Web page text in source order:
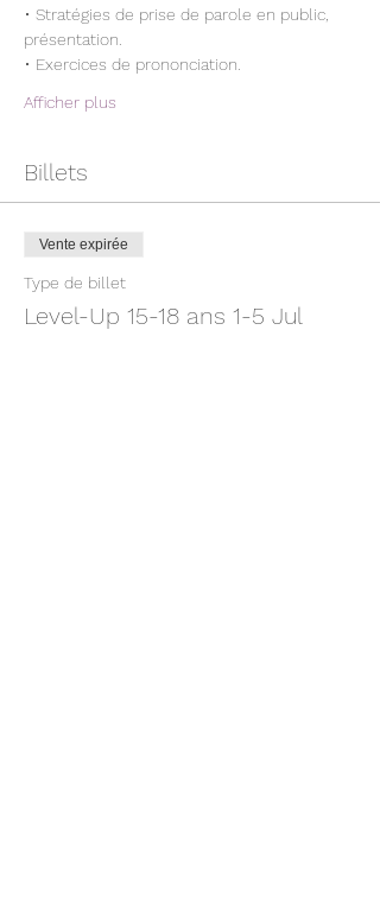
• Stratégies de prise de parole en public,
présentation.
• Exercices de prononciation.
Afficher plus
Billets
Vente expirée
Type de billet
Level-Up 15-18 ans 1-5 Jul